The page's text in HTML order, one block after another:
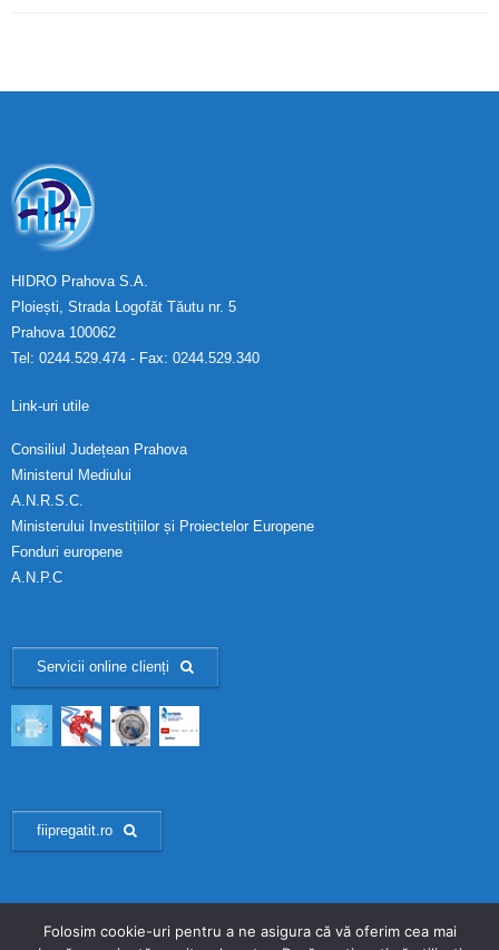
HIDRO Prahova S.A.
Ploiești, Strada Logofăt Tăutu nr. 5
Prahova 100062
Tel: 0244.529.474 - Fax: 0244.529.340
Link-uri utile
Consiliul Județean Prahova
Ministerul Mediului
A.N.R.S.C.
Ministerului Investițiilor și Proiectelor Europene
Fonduri europene
A.N.P.C
Servicii online clienți
fiipregatit.ro
Folosim cookie-uri pentru a ne asigura că vă oferim cea mai